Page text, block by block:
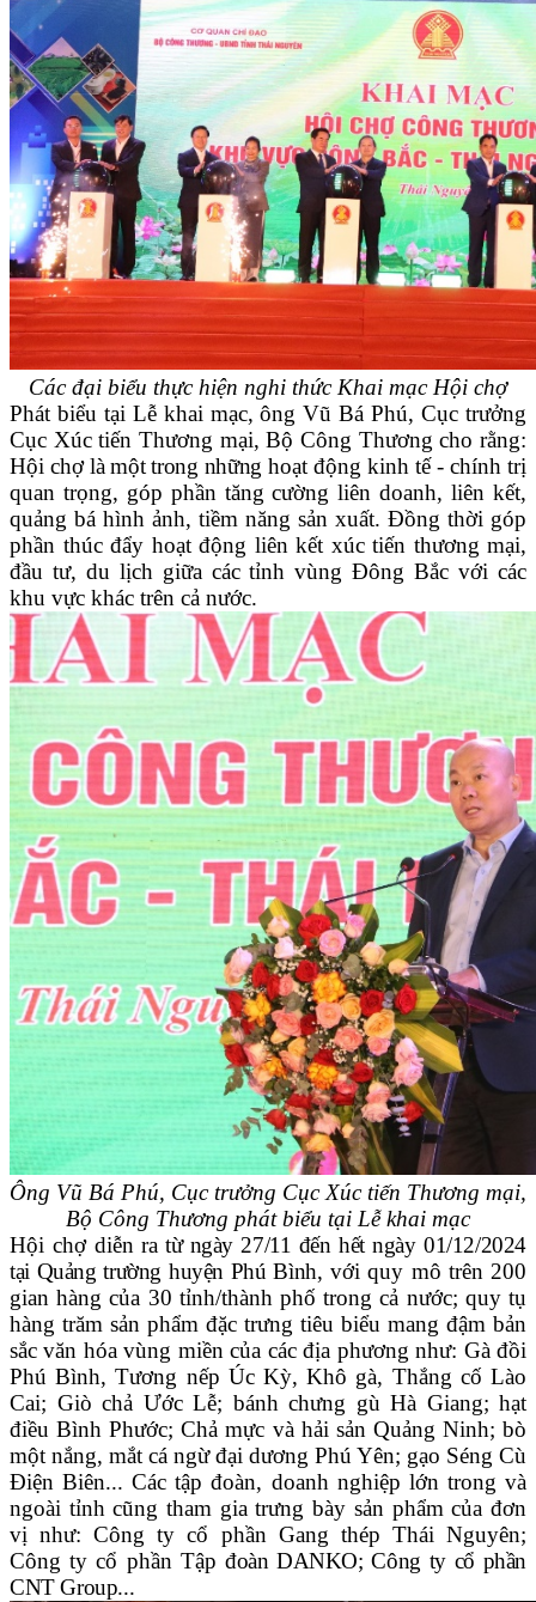
Các đại biểu thực hiện nghi thức Khai mạcHội chợ
Phát biểu tại Lễ khai mạc, ông Vũ Bá Phú, Cục trưởng
Cục Xúc tiến Thương mại, Bộ Công Thương cho rằng:
Hội chợlà một trong những hoạt động kinh tế - chính trị
quan trọng, góp phần tăng cường liên doanh, liên kết,
quảng bá hình ảnh, tiềm năng sản xuất. Đồng thời góp
phần thúc đẩy hoạt động liên kết xúc tiến thương mại,
đầu tư, du lịch giữa các tỉnh vùng Đông Bắc với các
khu vực khác trên cả nước.
Ông Vũ Bá Phú, Cục trưởng Cục Xúc tiến Thương mại,
Bộ Công Thương phát biểu tại Lễ khai mạc
Hội chợ diễnra từ ngày 27/11 đến hết ngày 01/12/2024
tại Quảng trường huyện Phú Bình, vớiquy mô trên 200
gian hàng của 30 tỉnh/thành phốtrong cả nước; quy tụ
hàng trăm sản phẩm đặc trưng tiêu biểu mang đậm bản
sắc văn hóa vùng miền của các địa phươngnhư: Gà đồi
Phú Bình, Tương nếp Úc Kỳ, Khô gà, Thắng cố Lào
Cai; Giò chả Ước Lễ; bánh chưng gù Hà Giang; hạt
điều Bình Phước; Chả mực và hải sản Quảng Ninh; bò
một nắng, mắt cá ngừ đại dương Phú Yên; gạo Séng Cù
Điện Biên... Các tập đoàn, doanh nghiệp lớn trong và
ngoài tỉnh cũng tham gia trưng bày sản phẩm của đơn
vị như:Công ty cổ phần Gang thép Thái Nguyên;
Công ty cổ phần Tập đoàn DANKO; Công ty cổ phần
CNT Group...